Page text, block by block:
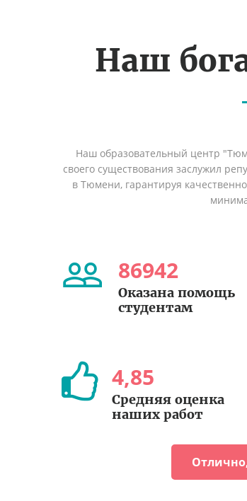
Наш
Наш образовательный центр
своего существования заслужил
в Тюмени, гарантируя
86942
Оказана помощь
студентам
4,85
Средняя оценка
наших работ